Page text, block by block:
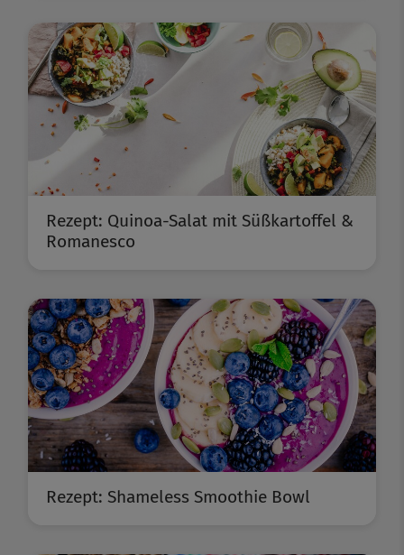
Rezept: Quinoa-Salat mit Süßkartoffel &
Romanesco
Rezept: Shameless Smoothie Bowl